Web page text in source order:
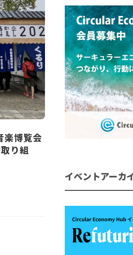
楽博覧会
り組
イベントアーカ